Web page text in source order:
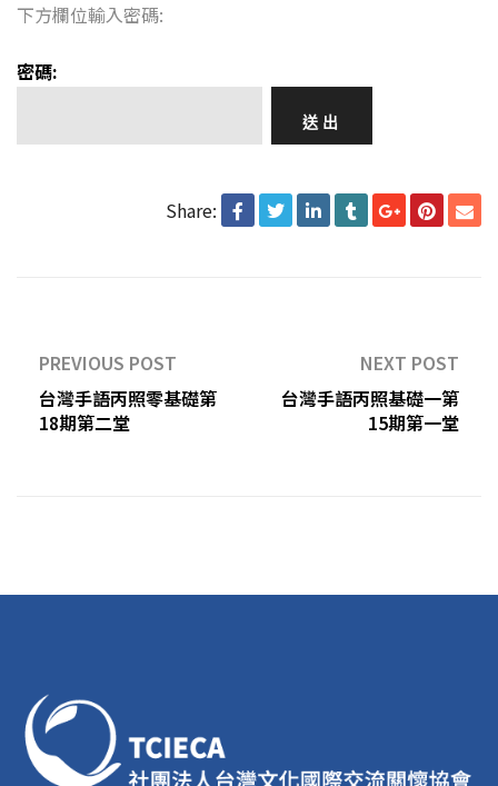
下方欄位輸入密碼:
密碼:
Share:
PREVIOUS POST
台灣手語丙照零基礎第
18期第二堂
NEXT POST
台灣手語丙照基礎一第
15期第一堂